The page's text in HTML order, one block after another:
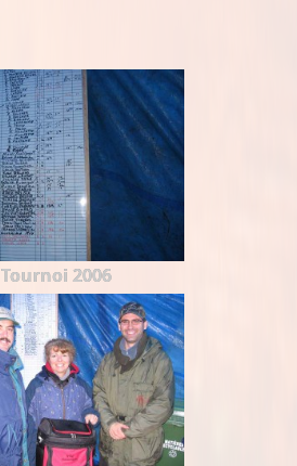
Tournoi 2006